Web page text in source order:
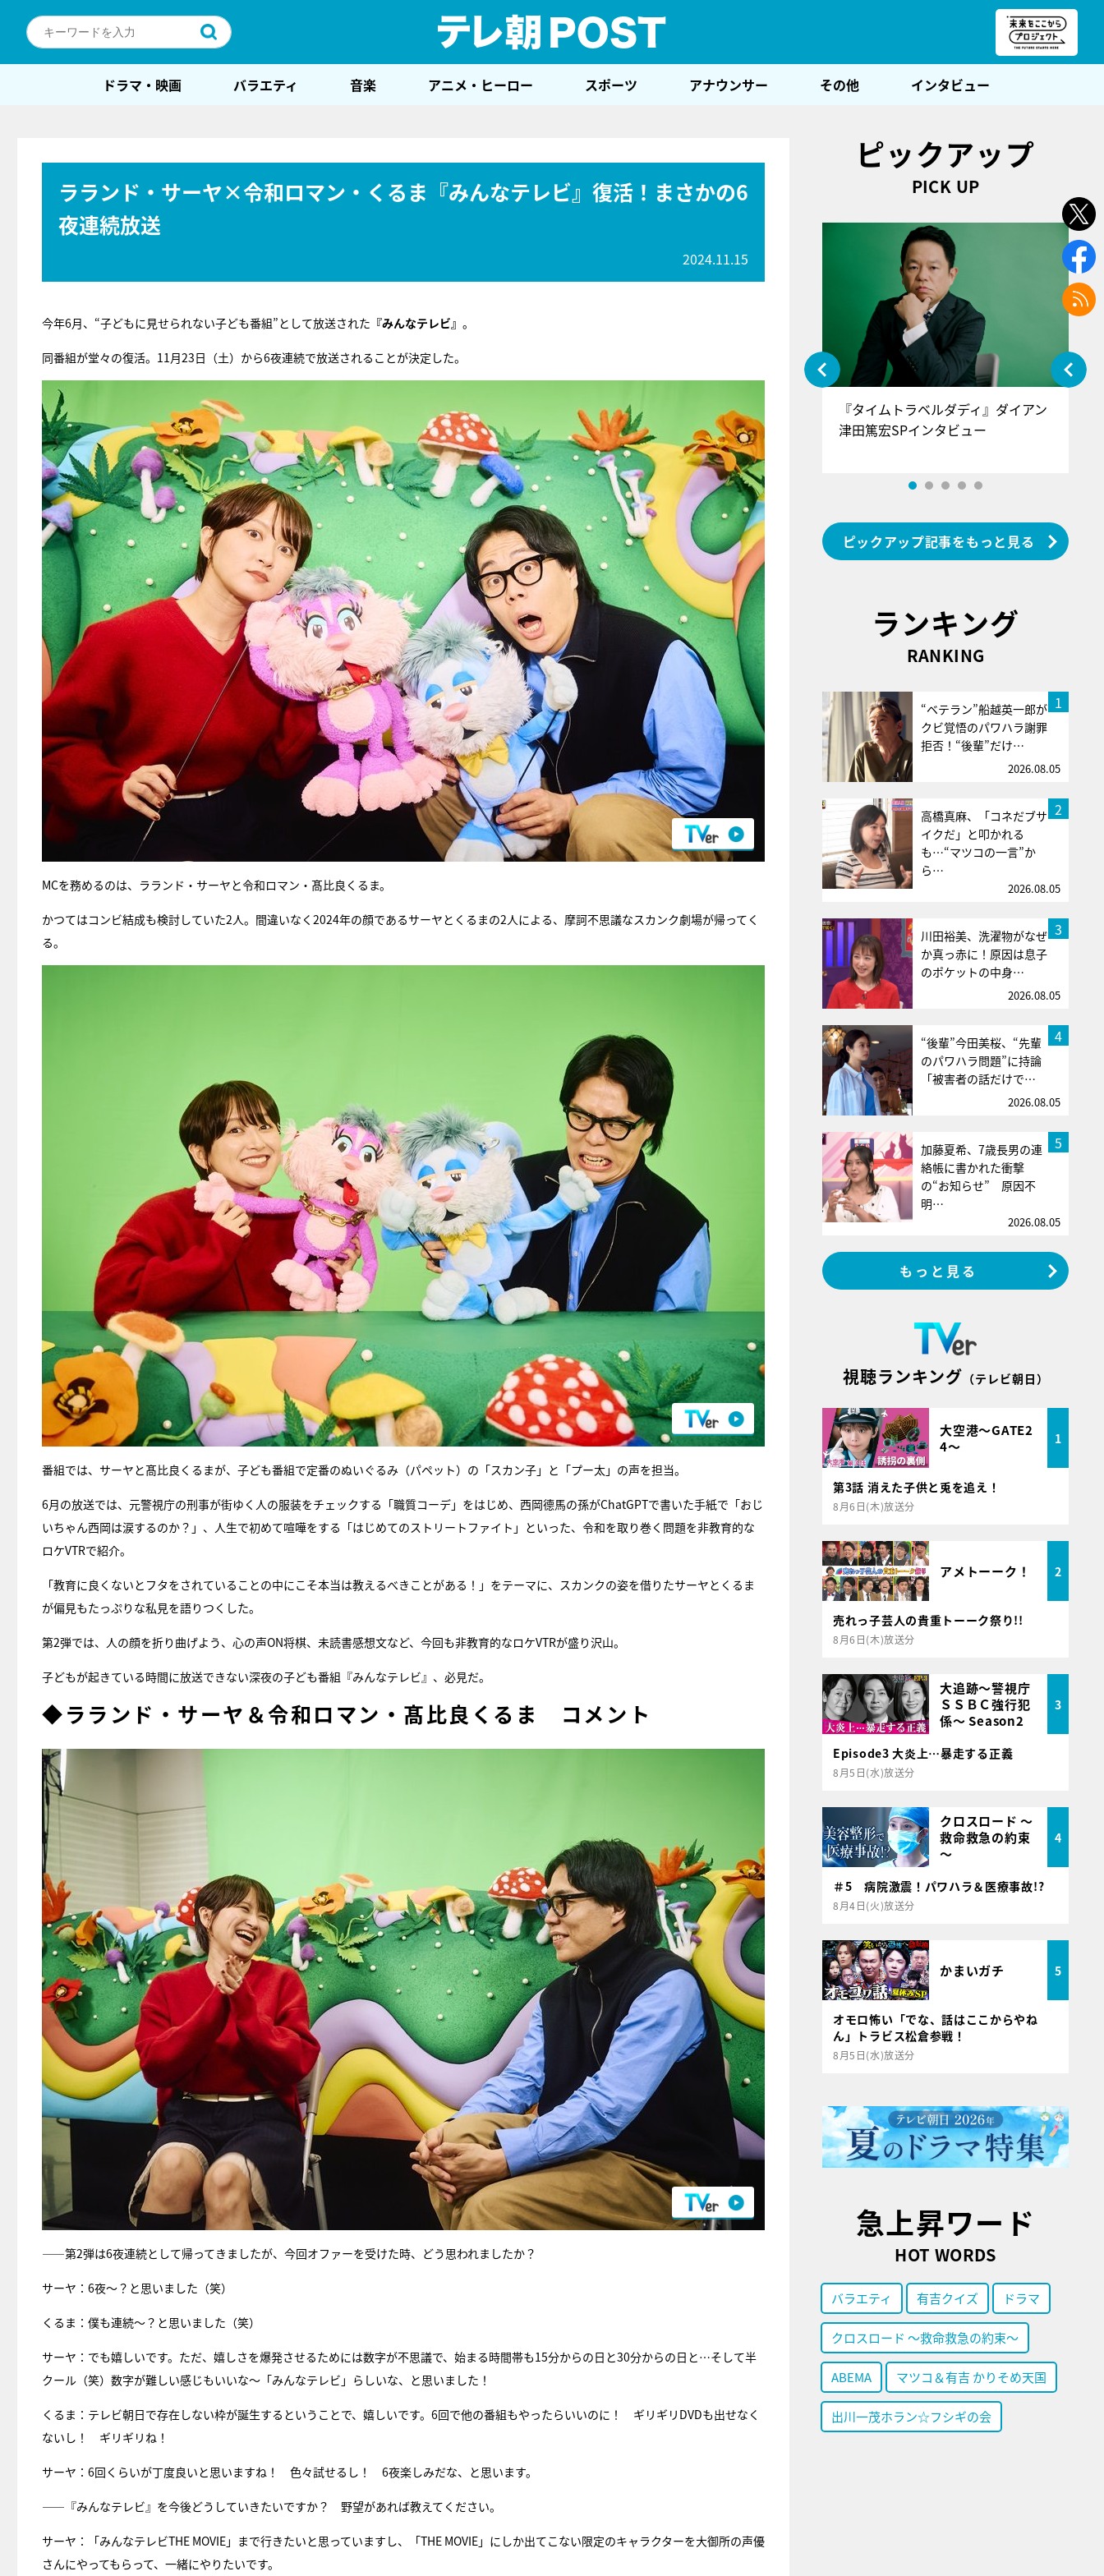
ドラマ・映画 バラエティ 音楽 アニメ・ヒーロー スポーツ アナウンサー その他 インタビュー
ラランド・サーヤ×令和ロマン・くるま『みんなテレビ』復活！まさかの6
夜連続放送
2024.11.15
今年6月、“子どもに見せられない子ども番組”として放送された 『みんなテレビ』 。
同番組が堂々の復活。11月23日（土）から6夜連続で放送されることが決定した。
MCを務めるのは、ラランド・サーヤと令和ロマン・髙比良くるま。
かつてはコンビ結成も検討していた2人。間違いなく2024年の顔であるサーヤとくるまの2人による、摩訶不思議なスカンク劇場が帰ってく
る。
番組では、サーヤと髙比良くるまが、子ども番組で定番のぬいぐるみ（パペット）の「スカン子」と「プー太」の声を担当。
6月の放送では、元警視庁の刑事が街ゆく人の服装をチェックする「職質コーデ」をはじめ、西岡德馬の孫がChatGPTで書いた手紙で「おじ
いちゃん西岡は涙するのか？」、人生で初めて喧嘩をする「はじめてのストリートファイト」といった、令和を取り巻く問題を非教育的な
ロケVTRで紹介。
「教育に良くないとフタをされていることの中にこそ本当は教えるべきことがある！」をテーマに、スカンクの姿を借りたサーヤとくるま
が偏見もたっぷりな私見を語りつくした。
第2弾では、人の顔を折り曲げよう、心の声ON将棋、未読書感想文など、今回も非教育的なロケVTRが盛り沢山。
子どもが起きている時間に放送できない深夜の子ども番組『みんなテレビ』、必見だ。
◆ラランド・サーヤ＆令和ロマン・髙比良くるま コメント
――第2弾は6夜連続として帰ってきましたが、今回オファーを受けた時、どう思われましたか？
サーヤ：6夜～？と思いました（笑）
くるま：僕も連続～？と思いました（笑）
サーヤ：でも嬉しいです。ただ、嬉しさを爆発させるためには数字が不思議で、始まる時間帯も15分からの日と30分からの日と…そして半
クール（笑）数字が難しい感じもいいな～「みんなテレビ」らしいな、と思いました！
くるま：テレビ朝日で存在しない枠が誕生するということで、嬉しいです。6回で他の番組もやったらいいのに！ ギリギリDVDも出せなく
ないし！ ギリギリね！
サーヤ：6回くらいが丁度良いと思いますね！ 色々試せるし！ 6夜楽しみだな、と思います。
――『みんなテレビ』を今後どうしていきたいですか？ 野望があれば教えてください。
サーヤ：「みんなテレビTHE MOVIE」まで行きたいと思っていますし、「THE MOVIE」にしか出てこない限定のキャラクターを大御所の声優
さんにやってもらって、一緒にやりたいです。
ピックアップ
PICK UP
『アイ＝ラブ！げーみんぐ』＝LOV
E齋藤樹愛羅＆佐々木舞香SPインタ
ビュー
『タイムトラベルダディ』ダイアン
津田篤宏SPインタビュー
ピックアップ記事をもっと見る
ランキング
RANKING
1
“ベテラン”船越英一郎が
クビ覚悟のパワハラ謝罪
拒否！“後輩”だけ…
2026.08.05
2
高橋真麻、「コネだブサ
イクだ」と叩かれる
も…“マツコの一言”か
ら…
2026.08.05
3
川田裕美、洗濯物がなぜ
か真っ赤に！原因は息子
のポケットの中身…
2026.08.05
4
“後輩”今田美桜、“先輩
のパワハラ問題”に持論
「被害者の話だけで…
2026.08.05
5
加藤夏希、7歳長男の連
絡帳に書かれた衝撃
の“お知らせ” 原因不
明…
2026.08.05
もっと見る
視聴ランキング （テレビ朝日）
大空港～GATE2
4～
1
第3話 消えた子供と兎を追え！
8月6日(木)放送分
アメトーーク！ 2
売れっ子芸人の貴重トーーク祭り!!
8月6日(木)放送分
大追跡～警視庁
ＳＳＢＣ強行犯
係～ Season2
3
Episode3 大炎上…暴走する正義
8月5日(水)放送分
クロスロード ～
救命救急の約束
～
4
＃5 病院激震！パワハラ＆医療事故!?
8月4日(火)放送分
かまいガチ 5
オモロ怖い「でな、話はここからやね
ん」トラビス松倉参戦！
8月5日(水)放送分
急上昇ワード
HOT WORDS
バラエティ 有吉クイズ ドラマ
クロスロード ～救命救急の約束～
ABEMA マツコ＆有吉 かりそめ天国
出川一茂ホラン☆フシギの会